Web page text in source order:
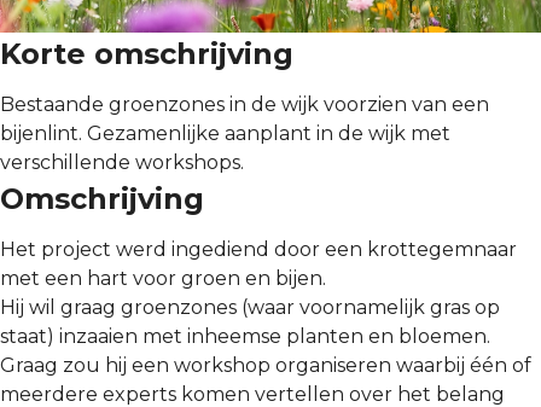
Korte omschrijving
Bestaande groenzones in de wijk voorzien van een
bijenlint. Gezamenlijke aanplant in de wijk met
verschillende workshops.
Omschrijving
Het project werd ingediend door een krottegemnaar
met een hart voor groen en bijen.
Hij wil graag groenzones (waar voornamelijk gras op
staat) inzaaien met inheemse planten en bloemen.
Graag zou hij een workshop organiseren waarbij één of
meerdere experts komen vertellen over het belang